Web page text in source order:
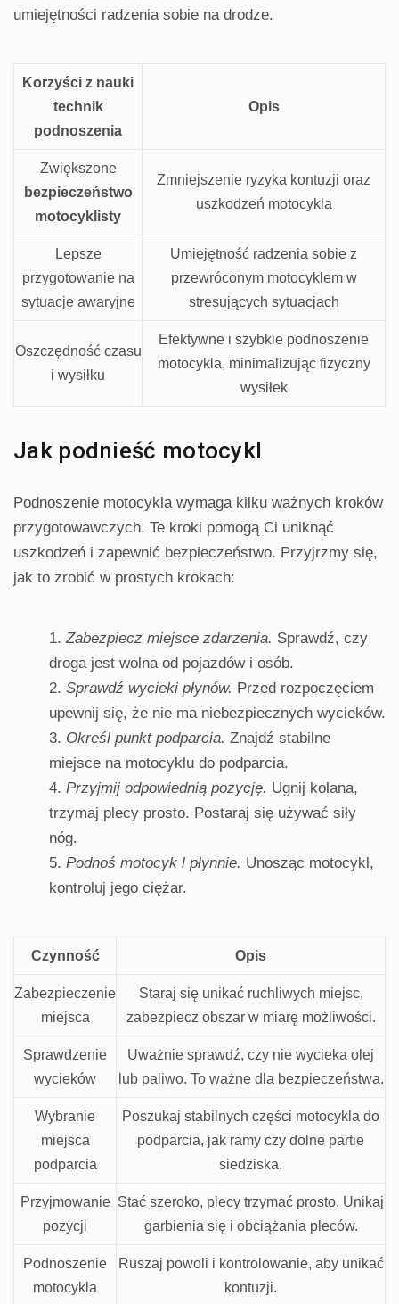
umiejętności radzenia sobie na drodze.
Korzyści z nauki
technik
podnoszenia
Opis
Zwiększone
bezpieczeństwo
motocyklisty
Zmniejszenie ryzyka kontuzji oraz
uszkodzeń motocykla
Lepsze
przygotowanie na
sytuacje awaryjne
Umiejętność radzenia sobie z
przewróconym motocyklem w
stresujących sytuacjach
Oszczędność czasu
i wysiłku
Efektywne i szybkie podnoszenie
motocykla, minimalizując fizyczny
wysiłek
Jak podnieść motocykl
Podnoszenie motocykla wymaga kilku ważnych kroków
przygotowawczych. Te kroki pomogą Ci uniknąć
uszkodzeń i zapewnić bezpieczeństwo. Przyjrzmy się,
jak to zrobić w prostych krokach:
Zabezpiecz miejsce zdarzenia. Sprawdź, czy
droga jest wolna od pojazdów i osób.
Sprawdź wycieki płynów. Przed rozpoczęciem
upewnij się, że nie ma niebezpiecznych wycieków.
Określ punkt podparcia. Znajdź stabilne
miejsce na motocyklu do podparcia.
Przyjmij odpowiednią pozycję. Ugnij kolana,
trzymaj plecy prosto. Postaraj się używać siły
nóg.
Podnoś motocyk l płynnie. Unosząc motocykl,
kontroluj jego ciężar.
Czynność Opis
Zabezpieczenie
miejsca
Staraj się unikać ruchliwych miejsc,
zabezpiecz obszar w miarę możliwości.
Sprawdzenie
wycieków
Uważnie sprawdź, czy nie wycieka olej
lub paliwo. To ważne dla bezpieczeństwa.
Wybranie
miejsca
podparcia
Poszukaj stabilnych części motocykla do
podparcia, jak ramy czy dolne partie
siedziska.
Przyjmowanie
pozycji
Stać szeroko, plecy trzymać prosto. Unikaj
garbienia się i obciążania pleców.
Podnoszenie
motocykla
Ruszaj powoli i kontrolowanie, aby unikać
kontuzji.